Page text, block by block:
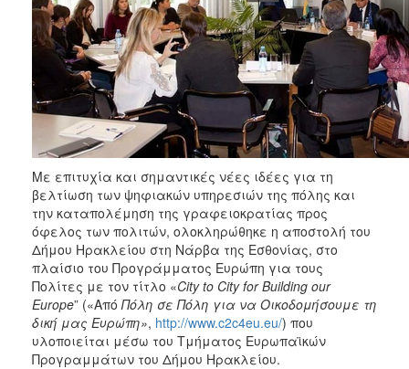
ΠΟΛΙΤΙΣΜΟΣ
ΑΝΘΕΚΤΙΚΗ
ΠΟΛΗ
Με επιτυχία και σημαντικές νέες ιδέες για τη
βελτίωση των ψηφιακών υπηρεσιών της πόλης και
την καταπολέμηση της γραφειοκρατίας προς
όφελος των πολιτών, ολοκληρώθηκε η αποστολή του
Δήμου Ηρακλείου στη Νάρβα της Εσθονίας, στο
πλαίσιο του Προγράμματος Ευρώπη για τους
Πολίτες με τον τίτλο «Cityto CityforBuilding our
Europe” («Από Πόλη σε Πόλη για να Οικοδομήσουμε τη
δική μας Ευρώπη», http://www.c2c4eu.eu/) που
υλοποιείται μέσω του Τμήματος Ευρωπαϊκών
Προγραμμάτων του Δήμου Ηρακλείου.